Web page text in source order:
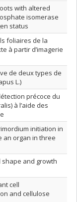
with altered
isomerase
status
foliaires de la
à partir d’imagerie
de deux types de
L.)
précoce du
à l’aide des
initiation in
an organ in three
shape and growth
cell
and cellulose